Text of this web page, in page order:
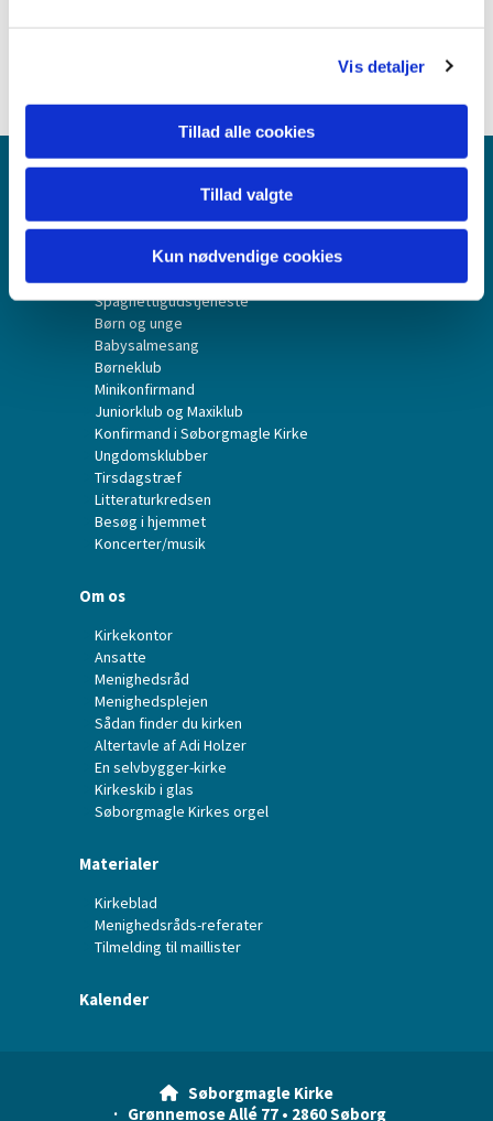
Vis detaljer
Tillad alle cookies
Tillad valgte
Kun nødvendige cookies
Gudstjenester
Spaghettigudstjeneste
Børn og unge
Babysalmesang
Børneklub
Minikonfirmand
Juniorklub og Maxiklub
Konfirmand i Søborgmagle Kirke
Ungdomsklubber
Tirsdagstræf
Litteraturkredsen
Besøg i hjemmet
Koncerter/musik
Om os
Kirkekontor
Ansatte
Menighedsråd
Menighedsplejen
Sådan finder du kirken
Altertavle af Adi Holzer
En selvbygger-kirke
Kirkeskib i glas
Søborgmagle Kirkes orgel
Materialer
Kirkeblad
Menighedsråds-referater
Tilmelding til maillister
Kalender
 Søborgmagle Kirke
· Grønnemose Allé 77 • 2860 Søborg